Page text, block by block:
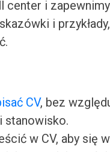
center i zapewnimy
i
CV, bez
stanowisko.
w CV, aby się